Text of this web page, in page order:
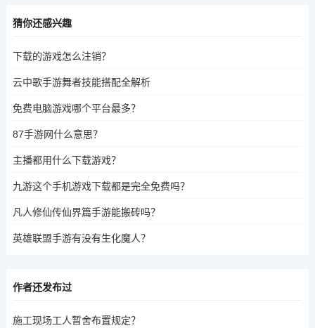
猜你还感兴趣
下载的游戏怎么注销？
云中歌手游舞者技能搭配全解析
免费电脑游戏哪个平台最多？
87手游网什么意思？
主播都用什么下载游戏？
九游这个手机游戏下载都是完全免费吗？
凡人修仙传仙界篇手游能搬砖吗？
英雄联盟手游有没有生化魔人？
作者还发布过
施工现场工人暂舍布置规定？